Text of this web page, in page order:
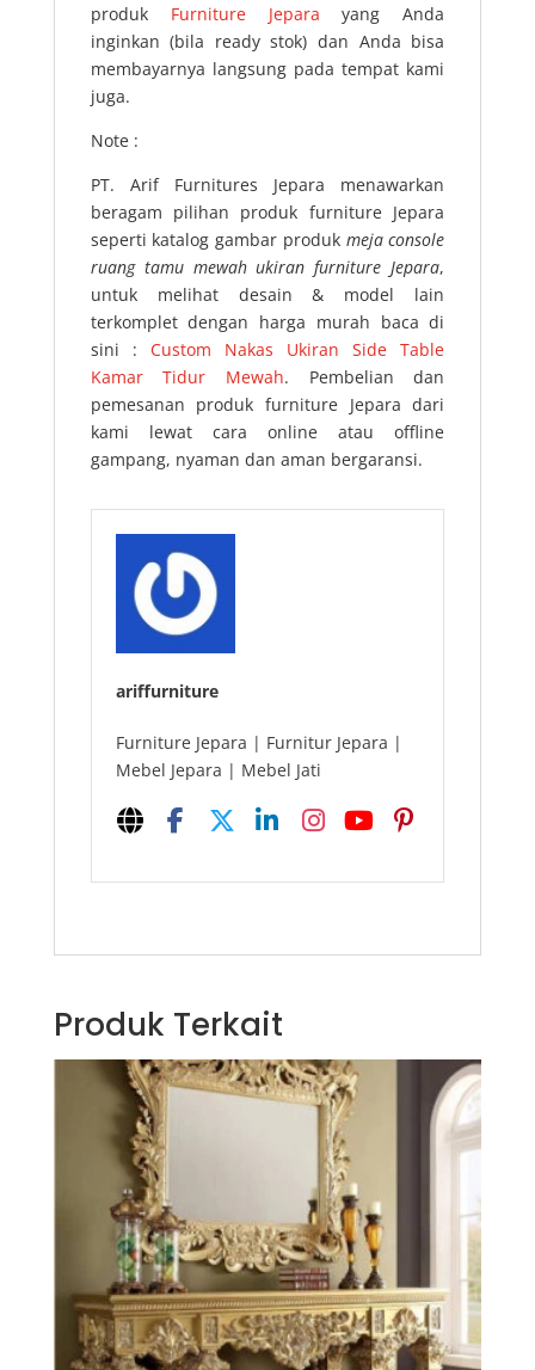
produk Furniture Jepara yang Anda
inginkan (bila ready stok) dan Anda bisa
membayarnya langsung pada tempat kami
juga.
Note :
PT. Arif Furnitures Jepara menawarkan
beragam pilihan produk furniture Jepara
seperti katalog gambar produk meja console
ruang tamu mewah ukiran furniture Jepara,
untuk melihat desain & model lain
terkomplet dengan harga murah baca di
sini : Custom Nakas Ukiran Side Table
Kamar Tidur Mewah. Pembelian dan
pemesanan produk furniture Jepara dari
kami lewat cara online atau offline
gampang, nyaman dan aman bergaransi.
ariffurniture
Furniture Jepara | Furnitur Jepara |
Mebel Jepara | Mebel Jati
Produk Terkait